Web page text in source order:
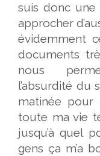
suis donc une
approcher
évidemment
documents
nous
l’absurdité du
matinée pour
toute ma vie
jusqu’à quel
gens ça m’a